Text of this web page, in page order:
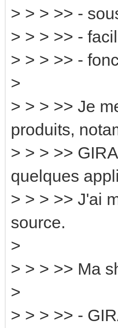
> > > >> -
> > > >> -
> > > >> -
>
> > > >> Je
produits,
> > > >>
quelques
> > > >> J'ai
source.
>
> > > >> Ma
>
> > > >> -